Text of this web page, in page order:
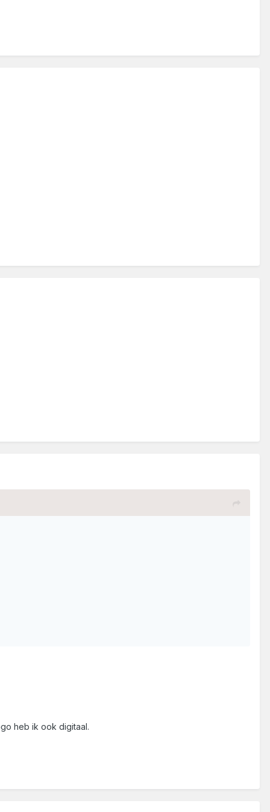
heb ik ook digitaal.